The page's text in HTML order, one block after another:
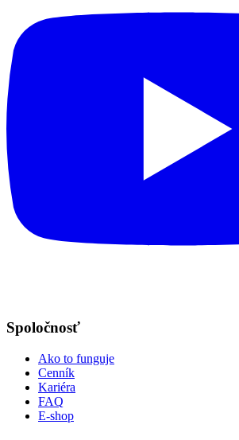
Spoločnosť
Ako to funguje
Cenník
Kariéra
FAQ
E-shop